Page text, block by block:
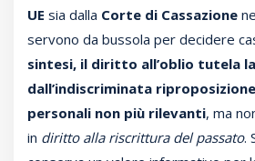
UE sia dalla Corte di Cassazione
servono da bussola per decidere
sintesi, il diritto all’oblio tutela
dall’indiscriminata
personali non più rilevanti, ma
in diritto alla riscrittura del passato.